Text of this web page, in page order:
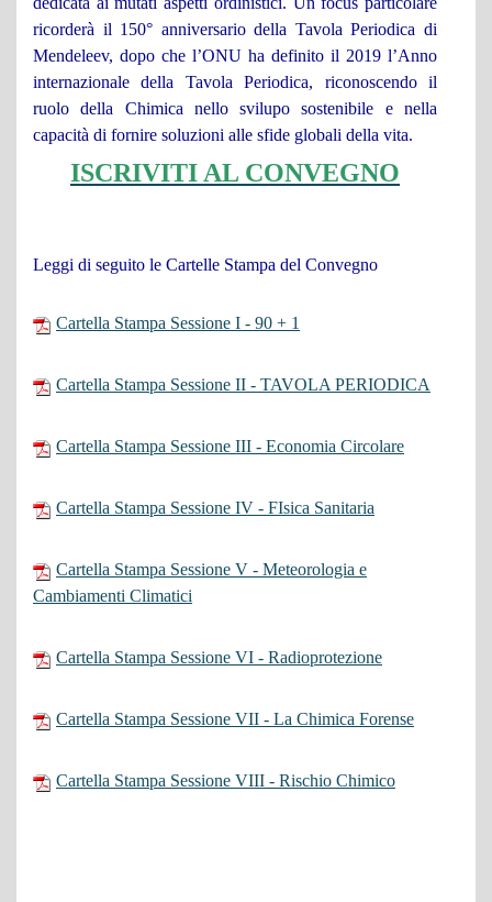
ricorderà il 150° anniversario della Tavola Periodica di
Mendeleev, dopo che l’ONU ha definito il 2019 l’Anno
internazionale della Tavola Periodica, riconoscendo il
ruolo della Chimica nello svilupo sostenibile e nella
capacità di fornire soluzioni alle sfide globali della vita.
ISCRIVITI AL CONVEGNO
Leggi di seguito le Cartelle Stampa del Convegno
Cartella Stampa Sessione I - 90 + 1
Cartella Stampa Sessione II - TAVOLA PERIODICA
Cartella Stampa Sessione III - Economia Circolare
Cartella Stampa Sessione IV - FIsica Sanitaria
Cartella Stampa Sessione V - Meteorologia e
Cambiamenti Climatici
Cartella Stampa Sessione VI - Radioprotezione
Cartella Stampa Sessione VII - La Chimica Forense
Cartella Stampa Sessione VIII - Rischio Chimico